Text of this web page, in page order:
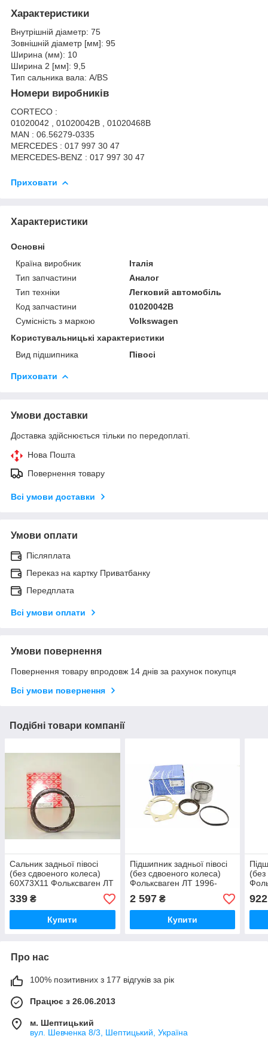
Характеристики
Внутрішній діаметр: 75
Зовнішній діаметр [мм]: 95
Ширина (мм): 10
Ширина 2 [мм]: 9,5
Тип сальника вала: A/BS
Номери виробників
CORTECO :
01020042 , 01020042B , 01020468B
MAN : 06.56279-0335
MERCEDES : 017 997 30 47
MERCEDES-BENZ : 017 997 30 47
Приховати
Характеристики
Основні
Країна виробник
Італія
Тип запчастини
Аналог
Тип техніки
Легковий автомобіль
Код запчастини
01020042B
Сумісність з маркою
Volkswagen
Користувальницькі характеристики
Вид підшипника
Півосі
Приховати
Умови доставки
Доставка здійснюється тільки по передоплаті.
Нова Пошта
Повернення товару
Всі умови доставки
Умови оплати
Післяплата
Переказ на картку Приватбанку
Передплата
Всі умови оплати
Умови повернення
Повернення товару впродовж 14 днів за рахунок покупця
Всі умови повернення
Подібні товари компанії
Сальник задньої півосі
(без сдвоеного колеса)
60X73X11 Фольксваген ЛТ
1996-2006 ELRING
(Німеччина) 016620
339 ₴
Купити
Підшипник задньої півосі
(без сдвоеного колеса)
Фольксваген ЛТ 1996-
2006
SKF(Швеція)VKBA3435
2 597₴
Купити
(без
922
Про нас
100% позитивних з 177 відгуків за рік
Працює з 26.06.2013
м. Шептицький
вул. Шевченка 8/3, Шептицький, Україна